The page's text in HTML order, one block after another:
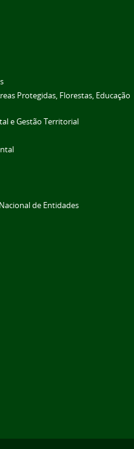
Protegidas, Florestas, Educação
e Gestão Territorial
de Entidades